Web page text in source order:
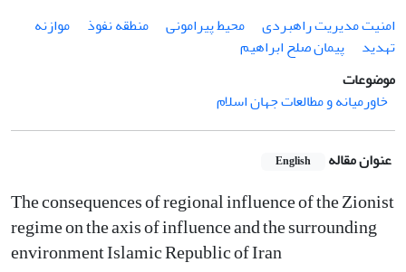
امنیت مدیریت راهبردی
محیط پیرامونی منطقه نفوذ
موازنه
تهدید
پیمان صلح ابراهیم
موضوعات
خاورمیانه و مطالعات جهان اسلام
عنوان مقاله English
The consequences of regional influence of the Zionist
regime on the axis of influence and the surrounding
environment Islamic Republic of Iran